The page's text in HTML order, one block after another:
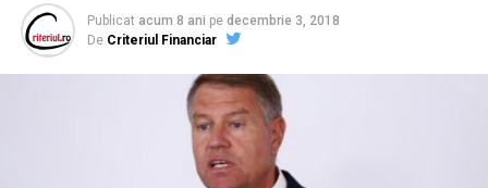
Publicat acum 8 ani pe decembrie 3, 2018
De Criteriul Financiar